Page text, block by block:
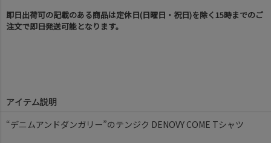
即日出荷可の記載のある商品は定休日(日曜日・祝日)を除く15時までのご
注文で即日発送可能となります。
アイテム説明
“デニムアンドダンガリー”のテンジク DENOVY COME Tシャツ